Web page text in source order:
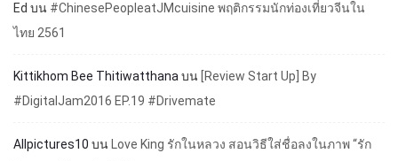
Ed บน #ChinesePeopleatJMcuisine พฤติกรรมนักท่องเที่ยวจีนใน
ไทย 2561
Kittikhom Bee Thitiwatthana บน [Review Start Up] By
#DigitalJam2016 EP.19 #Drivemate
Allpictures10 บน
Love King รักในหลวง สอนวิธีใส่ชื่อลงในภาพ “รัก